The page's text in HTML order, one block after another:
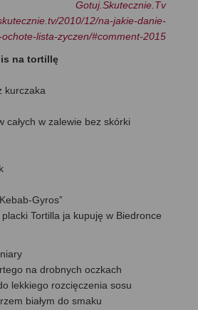
Gotuj.Skutecznie.Tv
2010/12/na-jakie-danie-
lista-zyczen/#comment-2015
na tortillę
kurczaka
całych w zalewie bez skórki
Gyros”
Tortilla ja kupuję w Biedronce
na drobnych oczkach
lekkiego rozcięczenia sosu
białym do smaku